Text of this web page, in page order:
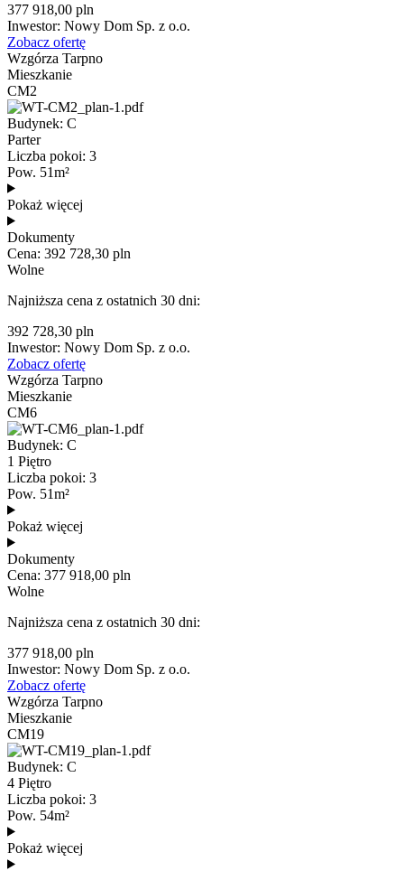
377 918,00 pln
Inwestor: Nowy Dom Sp. z o.o.
Zobacz ofertę
Wzgórza Tarpno
Mieszkanie
CM2
Budynek: C
Parter
Liczba pokoi: 3
Pow. 51m²
Pokaż więcej
Dokumenty
Cena: 392 728,30 pln
Wolne
Najniższa cena z ostatnich 30 dni:
392 728,30 pln
Inwestor: Nowy Dom Sp. z o.o.
Zobacz ofertę
Wzgórza Tarpno
Mieszkanie
CM6
Budynek: C
1 Piętro
Liczba pokoi: 3
Pow. 51m²
Pokaż więcej
Dokumenty
Cena: 377 918,00 pln
Wolne
Najniższa cena z ostatnich 30 dni:
377 918,00 pln
Inwestor: Nowy Dom Sp. z o.o.
Zobacz ofertę
Wzgórza Tarpno
Mieszkanie
CM19
Budynek: C
4 Piętro
Liczba pokoi: 3
Pow. 54m²
Pokaż więcej